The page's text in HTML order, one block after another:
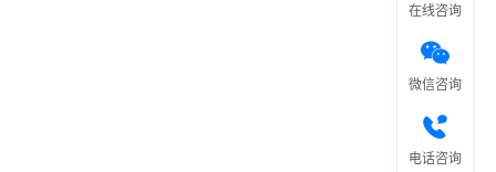
在线咨询
微信咨询
电话咨询